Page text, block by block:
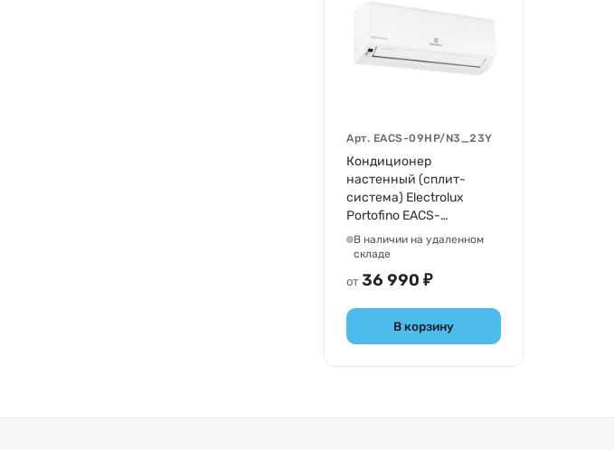
Кондиционер
настенный (сплит-
система) Electrolux
Portofino EACS-
09HP/N3_23Y
В наличии на удаленном
складе
Арт. EACS-09HP/N3_23Y
от 36 990 ₽
В корзину